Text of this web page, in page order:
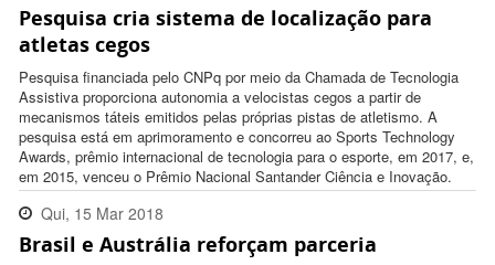
16:38:00 -0300
Pesquisa cria sistema de localização para
atletas cegos
Pesquisa financiada pelo CNPq por meio da Chamada de Tecnologia
Assistiva proporciona autonomia a velocistas cegos a partir de
mecanismos táteis emitidos pelas próprias pistas de atletismo. A
pesquisa está em aprimoramento e concorreu ao Sports Technology
Awards, prêmio internacional de tecnologia para o esporte, em 2017, e,
em 2015, venceu o Prêmio Nacional Santander Ciência e Inovação.
Qui, 15 Mar 2018
17:51:00 -0300
Brasil e Austrália reforçam parceria